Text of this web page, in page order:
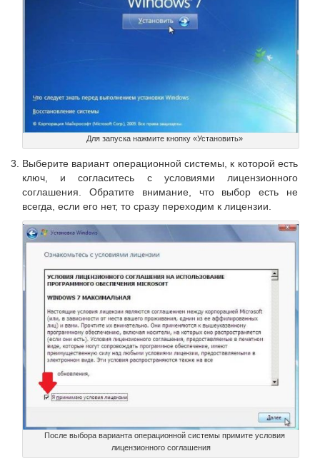
Для запуска нажмите кнопку «Установить»
Выберите вариант операционной системы, к которой есть
ключ, и согласитесь с условиями лицензионного
соглашения. Обратите внимание, что выбор есть не
всегда, если его нет, то сразу переходим к лицензии.
После выбора варианта операционной системы примите условия
лицензионного соглашения